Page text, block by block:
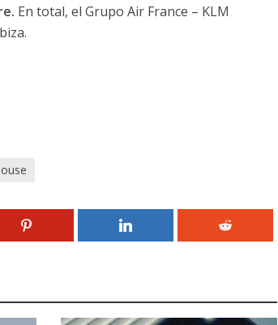
En total, el Grupo Air France – KLM